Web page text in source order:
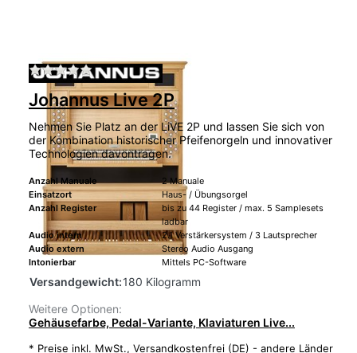
Zu diesem Produkt liegen noch keine
Johannus Live 2P
Nehmen Sie Platz an der LiVE 2P und lassen Sie sich von
der Kombination historischer Pfeifenorgeln und innovativer
Technologien davontragen.
Anzahl Manuale
2 Manuale
Einsatzort
Haus- / Übungsorgel
Anzahl Register
bis zu 44 Register / max. 5 Samplesets
ladbar
Audio intern
2.1 Verstärkersystem / 3 Lautsprecher
Audio extern
Stereo Audio Ausgang
Intonierbar
Mittels PC-Software
Versandgewicht:180 Kilogramm
Weitere Optionen:
Gehäusefarbe, Pedal-Variante, Klaviaturen Live...
* Preise inkl. MwSt., Versandkostenfrei (DE) - andere Länder